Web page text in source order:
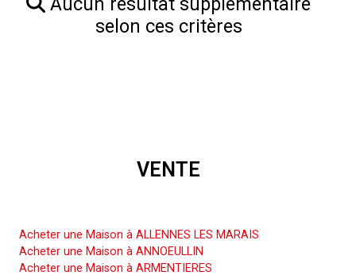
selon ces critères
VENTE
Acheter une Maison à ALLENNES LES MARAIS
Acheter une Maison à ANNOEULLIN
Acheter une Maison à ARMENTIERES